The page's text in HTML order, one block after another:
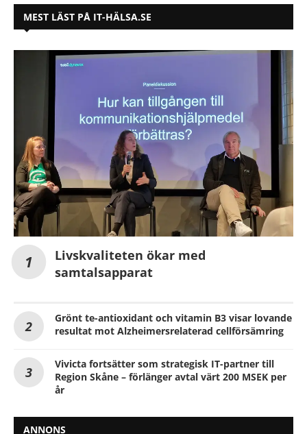
MEST LÄST PÅ IT-HÄLSA.SE
Livskvaliteten ökar med
samtalsapparat
Grönt te-antioxidant och vitamin B3 visar lovande
resultat mot Alzheimersrelaterad cellförsämring
Vivicta fortsätter som strategisk IT-partner till
Region Skåne – förlänger avtal värt 200 MSEK per
år
ANNONS